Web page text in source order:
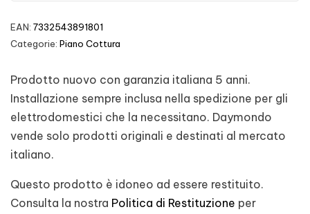
EAN: 7332543891801
Categorie: Piano Cottura
Prodotto nuovo con garanzia italiana 5 anni.
Installazione sempre inclusa nella spedizione per gli
elettrodomestici che la necessitano. Daymondo
vende solo prodotti originali e destinati al mercato
italiano.
Questo prodotto è idoneo ad essere restituito.
Consulta la nostra Politica di Restituzione per